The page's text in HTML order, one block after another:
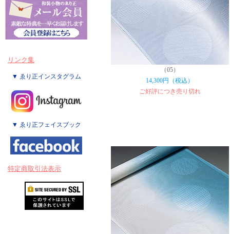
リンク集
▼ ゑり正インスタグラム
▼ ゑり正フェイスブック
特定商取引法表示
（05）
14,300円（税込）
ご好評につき売り切れ